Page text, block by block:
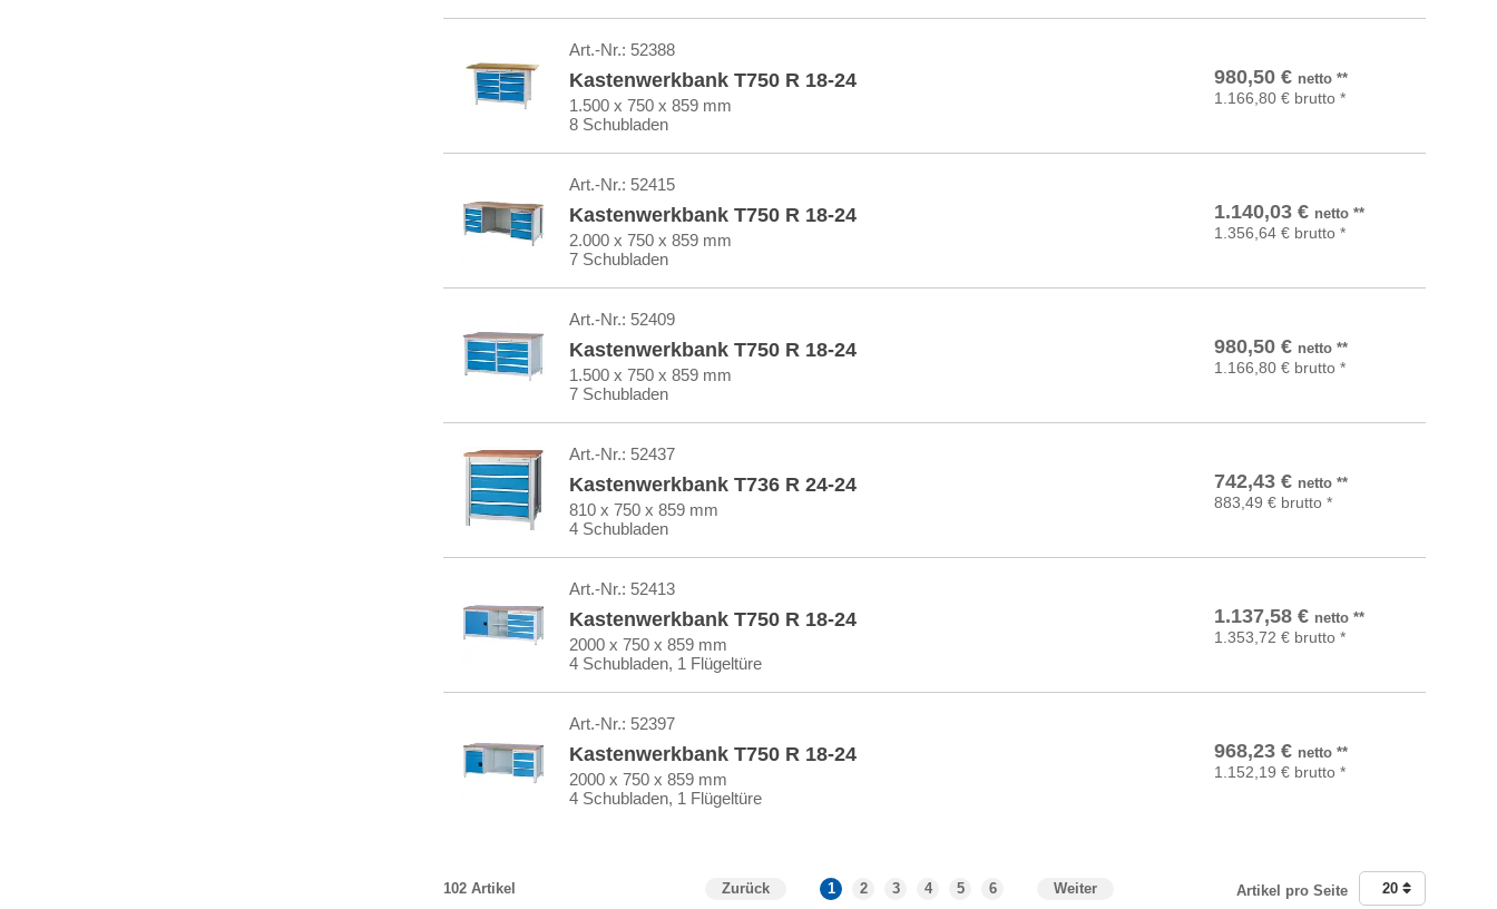
Art.-Nr.: 52388
Kastenwerkbank T750 R 18-24
1.500 x 750 x 859 mm
8 Schubladen
980,50 € netto**
1.166,80 € brutto *
In den Warenkorb
Art.-Nr.: 52415
Kastenwerkbank T750 R 18-24
2.000 x 750 x 859 mm
7 Schubladen
1.140,03 € netto**
1.356,64 € brutto *
In den Warenkorb
Art.-Nr.: 52409
Kastenwerkbank T750 R 18-24
1.500 x 750 x 859 mm
7 Schubladen
980,50 € netto**
1.166,80 € brutto *
In den Warenkorb
Art.-Nr.: 52437
Kastenwerkbank T736 R 24-24
810 x 750 x 859 mm
4 Schubladen
742,43 € netto**
883,49 € brutto *
In den Warenkorb
Art.-Nr.: 52413
Kastenwerkbank T750 R 18-24
2000 x 750 x 859 mm
4 Schubladen, 1 Flügeltüre
1.137,58 € netto**
1.353,72 € brutto *
In den Warenkorb
Art.-Nr.: 52397
Kastenwerkbank T750 R 18-24
2000 x 750 x 859 mm
4 Schubladen, 1 Flügeltüre
968,23 € netto**
1.152,19 € brutto *
In den Warenkorb
102 Artikel Zurück 1 2 3 4 5 6 Weiter Artikel pro Seite 20